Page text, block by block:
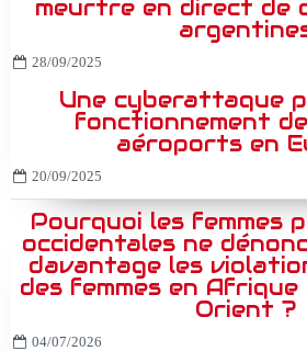
meurtre en direct de
28/09/2025
Une cyberattaque
fonctionnement
aéroports en
20/09/2025
Pourquoi les femmes
occidentales ne
davantage les
des femmes en
Orient ?
04/07/2026